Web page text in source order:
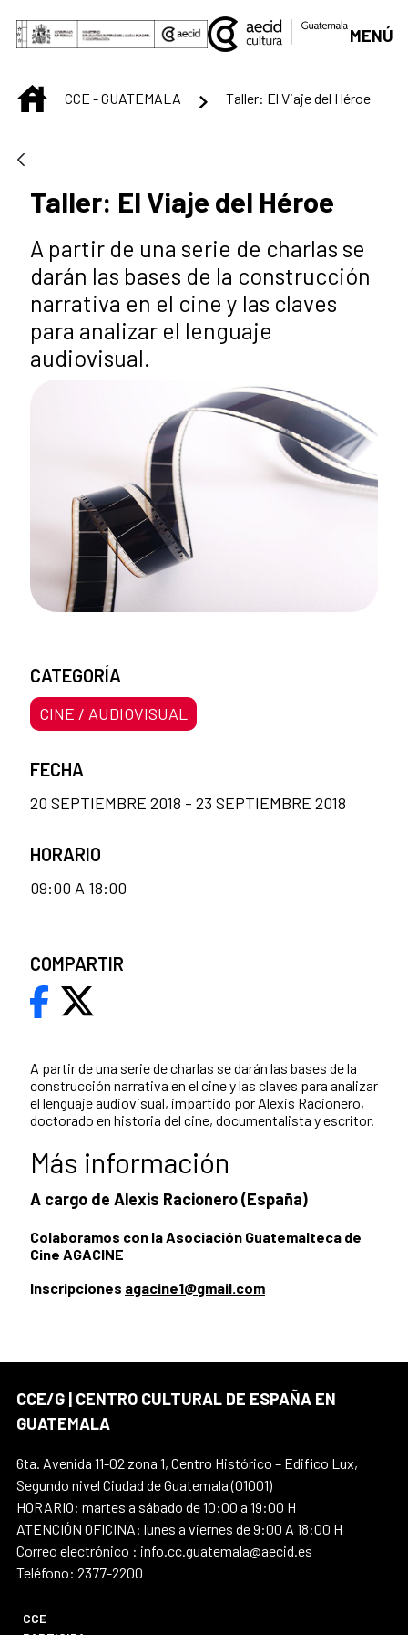
Saltar al contenido principal
MENÚ
INICIOCCE - GUATEMALA Taller: El Viaje del Héroe
Taller: El Viaje del Héroe
A partir de una serie de charlas se
darán las bases de la construcción
narrativa en el cine y las claves
para analizar el lenguaje
audiovisual.
A partir de una serie de charlas se darán las bases de la
construcción narrativa en el cine y las claves para analizar
el lenguaje audiovisual, impartido por Alexis Racionero,
doctorado en historia del cine, documentalista y escritor.
Más información
A cargo de Alexis Racionero (España)
Colaboramos con la Asociación Guatemalteca de
Cine AGACINE
Inscripciones agacine1@gmail.com
CATEGORÍA
CINE / AUDIOVISUAL
FECHA
20 SEPTIEMBRE 2018 - 23 SEPTIEMBRE 2018
HORARIO
09:00 A 18:00
COMPARTIR
CCE/G | CENTRO CULTURAL DE ESPAÑA EN
GUATEMALA
6ta. Avenida 11-02 zona 1, Centro Histórico – Edifico Lux,
Segundo nivel Ciudad de Guatemala (01001)
HORARIO: martes a sábado de 10:00 a 19:00 H
ATENCIÓN OFICINA: lunes a viernes de 9:00 A 18:00 H
Correo electrónico : info.cc.guatemala@aecid.es
Teléfono: 2377-2200
CCE